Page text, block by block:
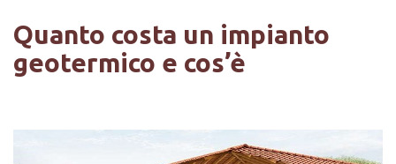
Quanto costa un impianto
geotermico e cos’è